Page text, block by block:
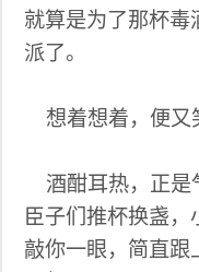
就算是为了那杯毒
派了。
想着想着，便又
酒酣耳热，正是
臣子们推杯换盏
敲你一眼，简直跟